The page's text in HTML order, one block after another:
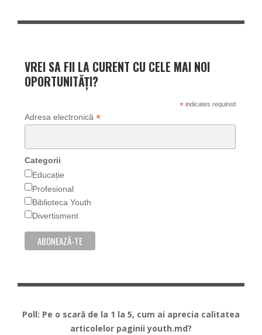
VREI SA FII LA CURENT CU CELE MAI NOI
OPORTUNITĂȚI?
*indicates required
Adresa electronică *
Categorii
Educație
Profesional
Biblioteca Youth
Divertisment
Poll: Pe o scară de la 1 la 5, cum ai aprecia calitatea
articolelor paginii youth.md?